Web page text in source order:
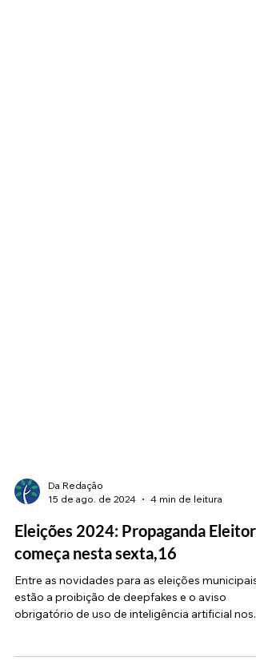
Da Redação
15 de ago. de 2024
4 min de leitura
Eleições 2024: Propaganda
começa nesta sexta,16
estão a proibição de deepfakes e o aviso